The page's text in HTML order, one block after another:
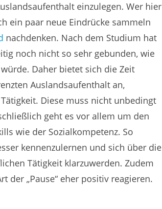
einzulegen. Wer hier
ein paar neue Eindrücke sammeln
nachdenken. Nach dem Studium hat
noch nicht so sehr gebunden, wie
Daher bietet sich die Zeit
Auslandsaufenthalt an,
Diese muss nicht unbedingt
geht es vor allem um den
wie der Sozialkompetenz. So
kennenzulernen und sich über die
Tätigkeit klarzuwerden. Zudem
der „Pause“ eher positiv reagieren.